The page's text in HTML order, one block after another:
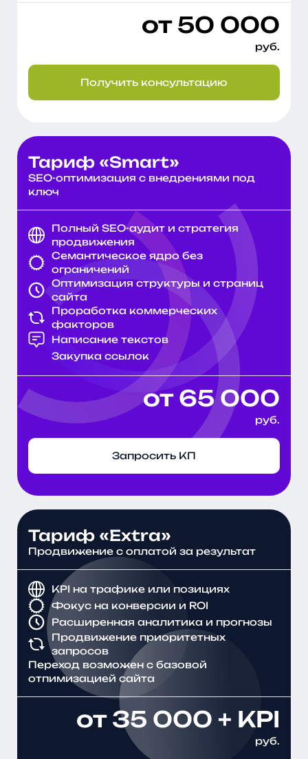
от 50 000
руб.
Получить консультацию
Тариф «Smart»
SEO-оптимизация с внедрениями под
ключ
Полный SEO-аудит и стратегия
продвижения
Семантическое ядро без
ограничений
Оптимизация структуры и страниц
сайта
Проработка коммерческих
факторов
Написание текстов
Закупка ссылок
от 65 000
руб.
Запросить КП
Тариф «Extra»
Продвижение с оплатой за результат
KPI на трафике или позициях
Фокус на конверсии и ROI
Расширенная аналитика и прогнозы
Продвижение приоритетных
запросов
Переход возможен с базовой
отпимизацией сайта
от 35 000 + KPI
руб.